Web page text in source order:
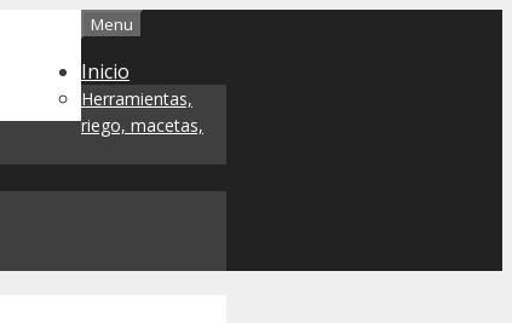
Menu
Inicio
Herramientas,
riego, macetas,